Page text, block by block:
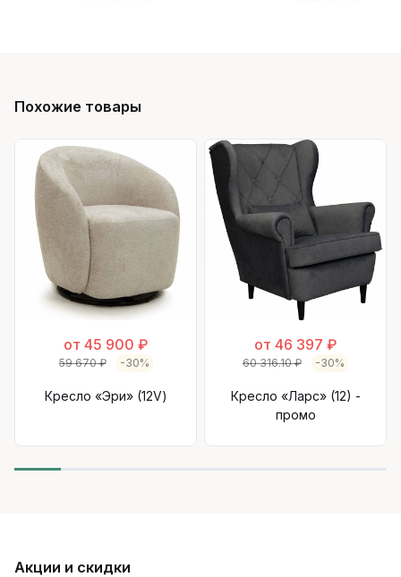
Похожие товары
от 45 900 ₽
59 670 ₽ -30%
Кресло «Эри» (12V)
от 46 397 ₽
60 316.10 ₽ -30%
Кресло «Ларс» (12) -
промо
Акции и скидки